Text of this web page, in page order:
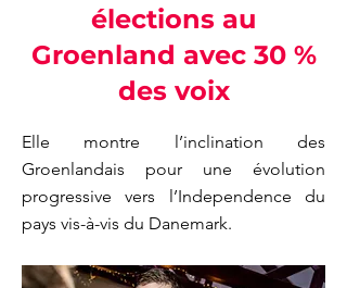
élections au
Groenland avec 30 %
des voix
Elle montre l’inclination des
Groenlandais pour une évolution
progressive vers l’Independence du
pays vis-à-vis du Danemark.